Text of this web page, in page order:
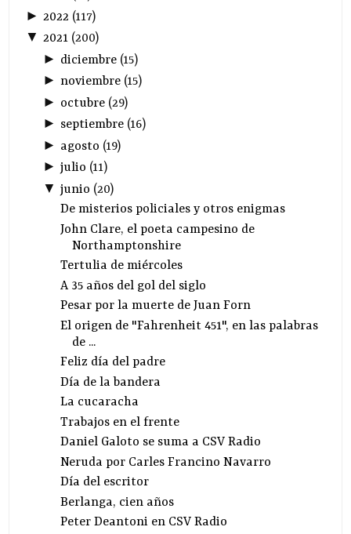
► 2022 (117)
▼2021 (200)
► diciembre(15)
► noviembre(15)
► octubre(29)
► septiembre(16)
► agosto (19)
► julio (11)
▼ junio (20)
De misterios policiales y otros enigmas
John Clare, el poeta campesino de
Northamptonshire
Tertulia de miércoles
A 35 años del gol del siglo
Pesar por la muerte de Juan Forn
El origen de "Fahrenheit 451", en las palabras
de ...
Feliz día del padre
Día de la bandera
La cucaracha
Trabajos en el frente
Daniel Galoto se suma a CSV Radio
Neruda por Carles Francino Navarro
Día del escritor
Berlanga, cien años
Peter Deantoni en CSV Radio